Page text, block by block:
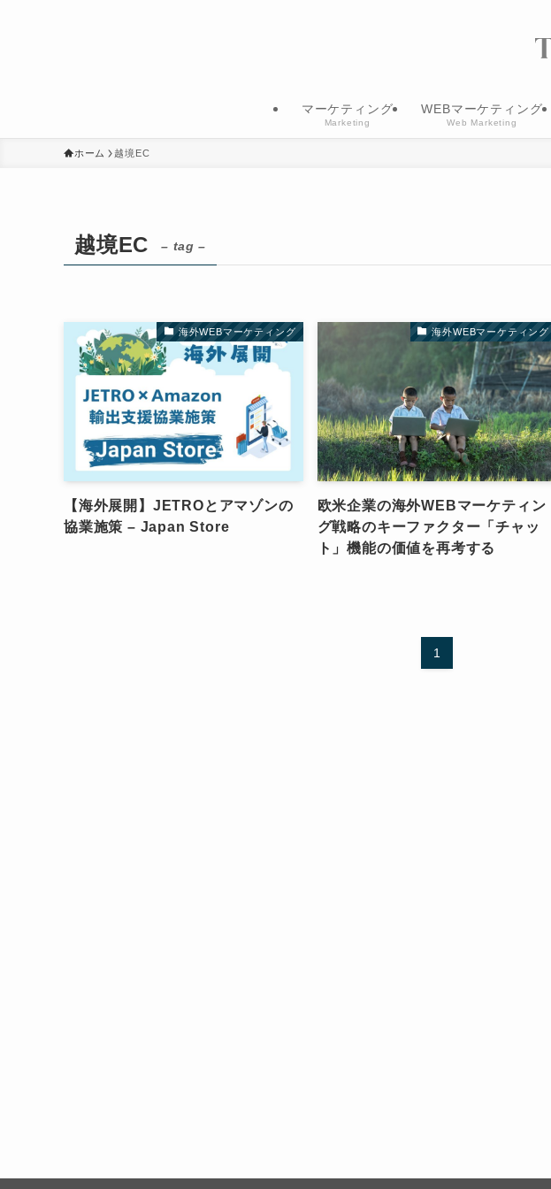
マーケティング
Marketing
WEBマーケティング
Web Marketing
ホーム 越境EC
越境EC – tag –
海外WEBマーケティング
【海外展開】JETROとアマゾンの
協業施策 – Japan Store
海外WEBマーケティング
欧米企業の海外WEBマーケティン
グ戦略のキーファクター「チャッ
ト」機能の価値を再考する
1